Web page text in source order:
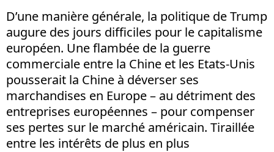
D’une manière générale, la politique de Trump
augure des jours difficiles pour le capitalisme
européen. Une flambée de la guerre
commerciale entre la Chine et les Etats-Unis
pousserait la Chine à déverser ses
marchandises en Europe – au détriment des
entreprises européennes – pour compenser
ses pertes sur le marché américain. Tiraillée
entre les intérêts de plus en plus